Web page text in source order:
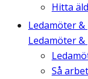
Hitta
Ledamöter
Ledamöter
Så